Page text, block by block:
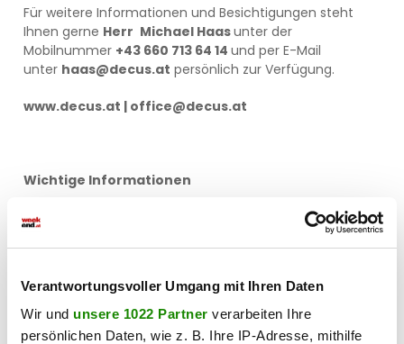
Verantwortungsvoller Umgang mit Ihren Daten
Wir und unsere 1022 Partner verarbeiten Ihre
persönlichen Daten, wie z. B. Ihre IP-Adresse, mithilfe
Für weitere Informationen und Besichtigungen steht
Ihnen gerne Herr Michael Haasunter der
Mobilnummer +43 660 713 64 14 und per E-Mail
unter haas@decus.at persönlich zur Verfügung.
www.decus.at | office@decus.at
Wichtige Informationen
Bitte beachten Sie, dass per 13.06.2014 eine neue
Richtlinie für Fernabsatz- und Auswärtsgeschäfte in
Ab 01.07.2023 gilt das Erstauftraggeber-Prinzip bei
Wohnungsmietverträgen, ausgenommen davon sind
Dienst-/Natural-/Werkswohnungen. Wir dürfen gem. §